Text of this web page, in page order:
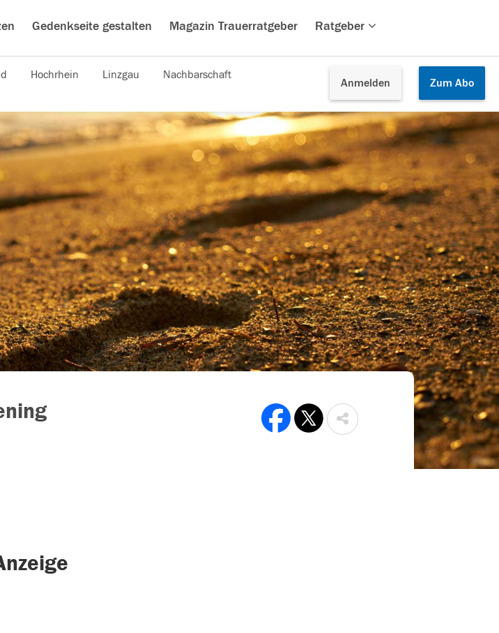
Gedenkseite gestalten Magazin Trauerratgeber Ratgeber
Anmelden Zum Abo
Hochrhein Linzgau Nachbarschaft